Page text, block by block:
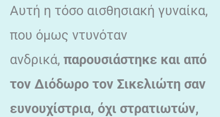
Αυτή η τόσο αισθησιακή γυναίκα,
που όμως ντυνόταν
ανδρικά, παρουσιάστηκε και από
τον Διόδωρο τον Σικελιώτη σαν
ευνουχίστρια, όχι στρατιωτών,